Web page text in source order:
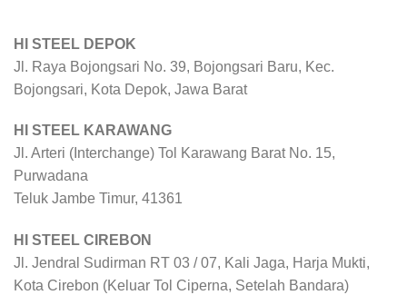
HI STEEL DEPOK
Jl. Raya Bojongsari No. 39, Bojongsari Baru, Kec.
Bojongsari, Kota Depok, Jawa Barat
HI STEEL KARAWANG
Jl. Arteri (Interchange) Tol Karawang Barat No. 15,
Purwadana
Teluk Jambe Timur, 41361
HI STEEL CIREBON
Jl. Jendral Sudirman RT 03 / 07, Kali Jaga, Harja Mukti,
Kota Cirebon (Keluar Tol Ciperna, Setelah Bandara)